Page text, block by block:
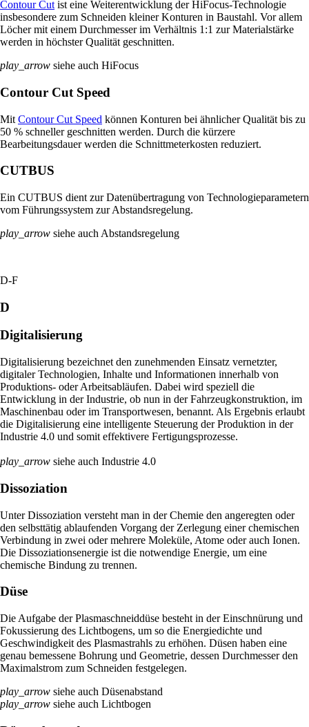
Contour Cut ist eine Weiterentwicklung der HiFocus-Technologie
insbesondere zum Schneiden kleiner Konturen in Baustahl. Vor allem
Löcher mit einem Durchmesser im Verhältnis 1:1 zur Materialstärke
werden in höchster Qualität geschnitten.
play_arrow siehe auch HiFocus
Contour Cut Speed
Mit Contour Cut Speed können Konturen bei ähnlicher Qualität bis zu
50 % schneller geschnitten werden. Durch die kürzere
Bearbeitungsdauer werden die Schnittmeterkosten reduziert.
CUTBUS
Ein CUTBUS dient zur Datenübertragung von Technologieparametern
vom Führungssystem zur Abstandsregelung.
play_arrow siehe auch Abstandsregelung
D-F
D
Digitalisierung
Digitalisierung bezeichnet den zunehmenden Einsatz vernetzter,
digitaler Technologien, Inhalte und Informationen innerhalb von
Produktions- oder Arbeitsabläufen. Dabei wird speziell die
Entwicklung in der Industrie, ob nun in der Fahrzeugkonstruktion, im
Maschinenbau oder im Transportwesen, benannt. Als Ergebnis erlaubt
die Digitalisierung eine intelligente Steuerung der Produktion in der
Industrie 4.0 und somit effektivere Fertigungsprozesse.
play_arrow siehe auch Industrie 4.0
Dissoziation
Unter Dissoziation versteht man in der Chemie den angeregten oder
den selbsttätig ablaufenden Vorgang der Zerlegung einer chemischen
Verbindung in zwei oder mehrere Moleküle, Atome oder auch Ionen.
Die Dissoziationsenergie ist die notwendige Energie, um eine
chemische Bindung zu trennen.
Düse
Die Aufgabe der Plasmaschneiddüse besteht in der Einschnürung und
Fokussierung des Lichtbogens, um so die Energiedichte und
Geschwindigkeit des Plasmastrahls zu erhöhen. Düsen haben eine
genau bemessene Bohrung und Geometrie, dessen Durchmesser den
Maximalstrom zum Schneiden festgelegen.
play_arrow siehe auch Düsenabstand
play_arrow siehe auch Lichtbogen